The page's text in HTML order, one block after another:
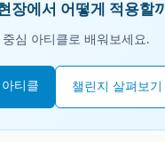
장에서 어떻게 적용할
심 아티클로 배워보세요.
티클 챌린지 살펴보기